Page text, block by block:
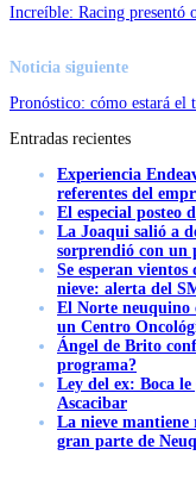
Increíble: Racing presentó
Noticia siguiente
Pronóstico: cómo estará el
Entradas recientes
Experiencia
referentes del
El especial posteo
La Joaqui salió a
sorprendió con un
Se esperan
nieve: alerta del
El Norte neuquino
un Centro
Ángel de Brito
programa?
Ley del ex: Boca
Ascacibar
La nieve mantiene
gran parte de